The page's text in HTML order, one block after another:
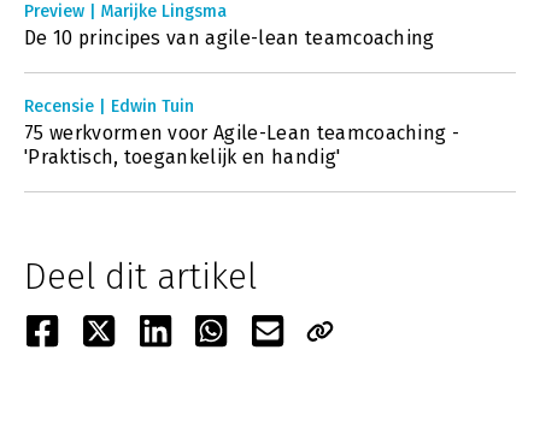
Preview | Marijke Lingsma
De 10 principes van agile-lean teamcoaching
Recensie | Edwin Tuin
75 werkvormen voor Agile-Lean teamcoaching -
'Praktisch, toegankelijk en handig'
Deel dit artikel